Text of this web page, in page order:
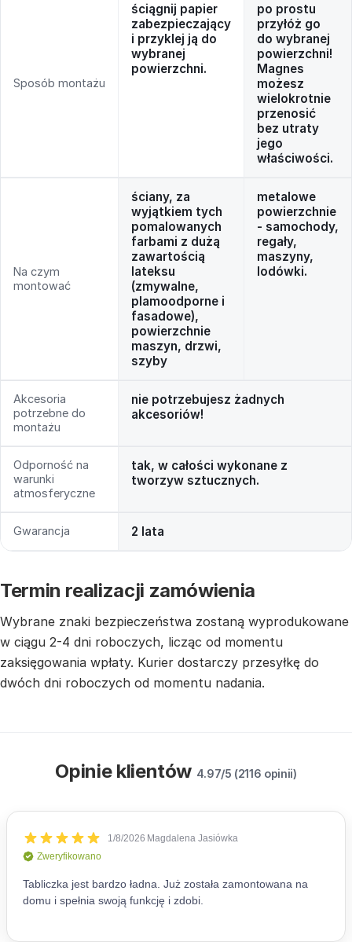
Sposób montażu
ściągnij papier
zabezpieczający
i przyklej ją do
wybranej
powierzchni.
po prostu
przyłóż go
do wybranej
powierzchni!
Magnes
możesz
wielokrotnie
przenosić
bez utraty
jego
właściwości.
Na czym
montować
ściany, za
wyjątkiem tych
pomalowanych
farbami z dużą
zawartością
lateksu
(zmywalne,
plamoodporne i
fasadowe),
powierzchnie
maszyn, drzwi,
szyby
metalowe
powierzchnie
- samochody,
regały,
maszyny,
lodówki.
Akcesoria
potrzebne do
montażu
nie potrzebujesz żadnych
akcesoriów!
Odporność na
warunki
atmosferyczne
tak, w całości wykonane z
tworzyw sztucznych.
Gwarancja 2 lata
Termin realizacji zamówienia
Wybrane znaki bezpieczeństwa zostaną wyprodukowane
w ciągu 2-4 dni roboczych, licząc od momentu
zaksięgowania wpłaty. Kurier dostarczy przesyłkę do
dwóch dni roboczych od momentu nadania.
Opinie klientów 4.97/5 (2116 opinii)